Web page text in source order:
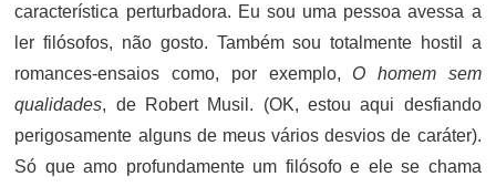
característica perturbadora. Eu sou uma pessoa avessa a
ler filósofos, não gosto. Também sou totalmente hostil a
romances-ensaios como, por exemplo, O homem sem
qualidades, de Robert Musil. (OK, estou aqui desfiando
perigosamente alguns de meus vários desvios de caráter).
Só que amo profundamente um filósofo e ele se chama